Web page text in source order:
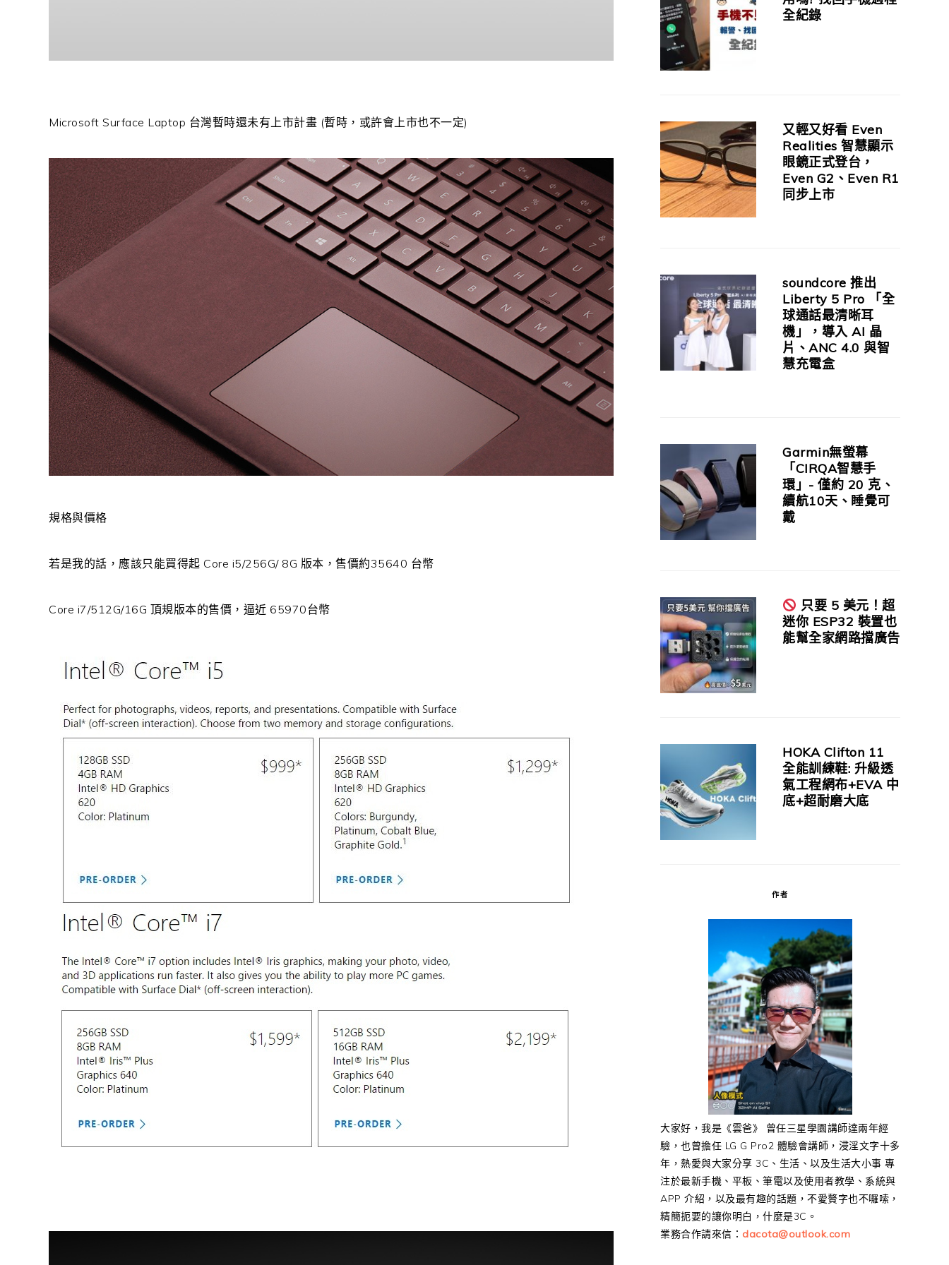
Microsoft Surface Laptop 台灣暫時還未有上市計畫 (暫時，或許會上市也不一定)
規格與價格
若是我的話，應該只能買得起 Core i5/256G/ 8G 版本，售價約35640 台幣
Core i7/512G/16G 頂規版本的售價，逼近 65970台幣
全紀錄
又輕又好看 Even
Realities 智慧顯示
眼鏡正式登台，
Even G2、Even R1
同步上市
soundcore 推出
Liberty 5 Pro 「全
球通話最清晰耳
機」，導入 AI 晶
片、ANC 4.0 與智
慧充電盒
Garmin無螢幕
「CIRQA智慧手
環」- 僅約 20 克、
續航10天、睡覺可
戴
只要 5 美元！超
迷你 ESP32 裝置也
能幫全家網路擋廣告
HOKA Clifton 11
全能訓練鞋: 升級透
氣工程網布+EVA 中
底+超耐磨大底
作者
大家好，我是《雲爸》 曾任三星學園講師達兩年經
驗，也曾擔任 LG G Pro2 體驗會講師，浸淫文字十多
年，熱愛與大家分享 3C、生活、以及生活大小事 專
注於最新手機、平板、筆電以及使用者教學、系統與
APP 介紹，以及最有趣的話題，不愛贅字也不囉嗦，
精簡扼要的讓你明白，什麼是3C。
業務合作請來信： dacota@outlook.com